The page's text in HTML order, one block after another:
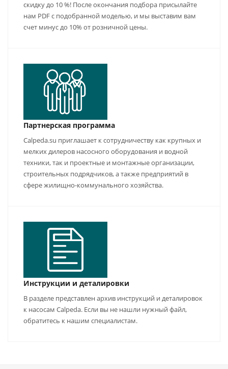
скидку до 10 %! После окончания подбора присылайте
нам PDF с подобранной моделью, и мы выставим вам
счет минус до 10% от розничной цены.
Партнерская программа
Calpeda.su приглашает к сотрудничеству как крупных и
мелких дилеров насосного оборудования и водной
техники, так и проектные и монтажные организации,
строительных подрядчиков, а также предприятий в
сфере жилищно-коммунального хозяйства.
Инструкции и деталировки
В разделе представлен архив инструкций и деталировок
к насосам Calpeda. Если вы не нашли нужный файл,
обратитесь к нашим специалистам.